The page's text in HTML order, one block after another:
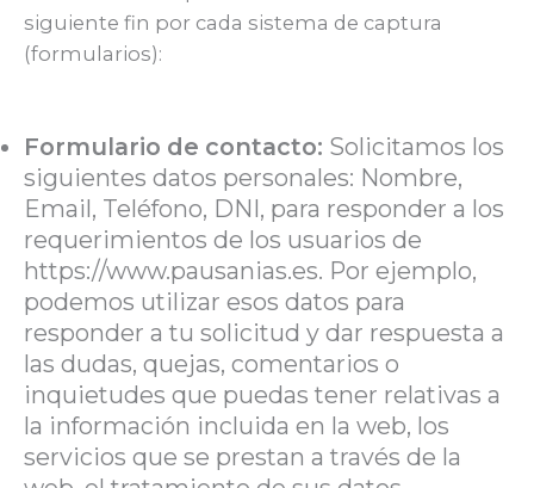
siguiente fin por cada sistema de captura
(formularios):
Formulario de contacto: Solicitamos los
siguientes datos personales: Nombre,
Email, Teléfono, DNI, para responder a los
requerimientos de los usuarios de
https://www.pausanias.es. Por ejemplo,
podemos utilizar esos datos para
responder a tu solicitud y dar respuesta a
las dudas, quejas, comentarios o
inquietudes que puedas tener relativas a
la información incluida en la web, los
servicios que se prestan a través de la